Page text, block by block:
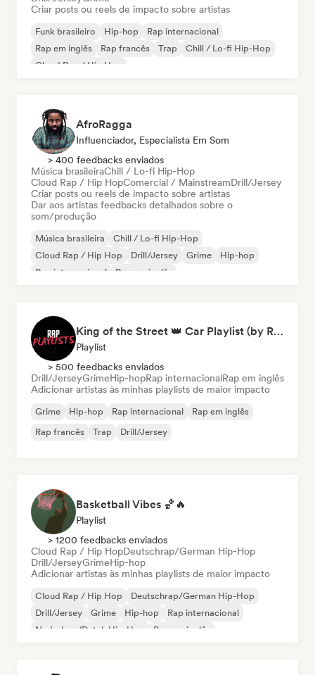
Criar posts ou reels de impacto sobre artistas
Funk brasileiro Hip-hop
Rap internacional
Rap em inglês
Rap francês Trap
Chill / Lo-fi Hip-Hop
Cloud Rap / Hip Hop
AfroRagga
Influenciador, Especialista Em Som
> 400 feedbacks enviados
Música brasileiraChill / Lo-fi Hip-Hop
Cloud Rap / Hip HopComercial / MainstreamDrill/Jersey
Criar posts ou reels de impacto sobre artistas
Dar aos artistas feedbacks detalhados sobre o
som/produção
Música brasileira
Chill / Lo-fi Hip-Hop
Cloud Rap / Hip Hop
Drill/Jersey Grime
Hip-hop
Rap internacional
Rap em inglês
King of the Street 👑 Car Playlist (by Rap Playlists)
Playlist
> 500 feedbacks enviados
Drill/JerseyGrimeHip-hopRap internacionalRap em inglês
Adicionar artistas às minhas playlists de maior impacto
Grime Hip-hop Rap internacional
Rap em inglês
Rap francês
Trap Drill/Jersey
Basketball Vibes 🏀🔥
Playlist
> 1200 feedbacks enviados
Cloud Rap / Hip HopDeutschrap/German Hip-Hop
Drill/JerseyGrimeHip-hop
Adicionar artistas às minhas playlists de maior impacto
Cloud Rap / Hip Hop
Deutschrap/German Hip-Hop
Drill/Jersey
Grime Hip-hop
Rap internacional
Nederhop/Dutch Hip-Hop
Rap em inglês